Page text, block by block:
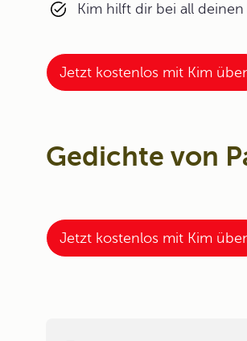
Kim hilft dir bei all
Jetzt kostenlos mit Kim
Gedichte von
Jetzt kostenlos mit Kim